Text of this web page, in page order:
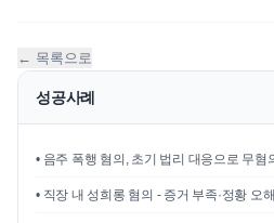
← 목록으로
성공사례
• 음주 폭행 혐의, 초기 법리 대응으로 무혐
• 직장 내 성희롱 혐의 - 증거 부족·정황 오